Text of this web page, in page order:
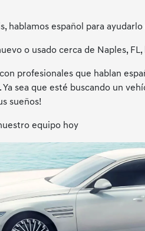
hablamos español para
o usado cerca de Naples,
profesionales que hablan
sea que esté buscando un
sueños!
equipo hoy